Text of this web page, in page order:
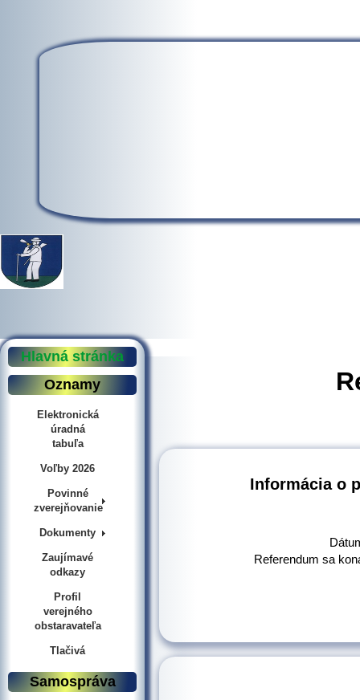
Hlavná stránka
Oznamy
Elektronická
úradná
tabuľa
Voľby 2026
Povinné
zverejňovanie
Dokumenty
Zaujímavé
odkazy
Profil
verejného
obstaravateľa
Tlačivá
Samospráva
Informácia o
Referendum sa